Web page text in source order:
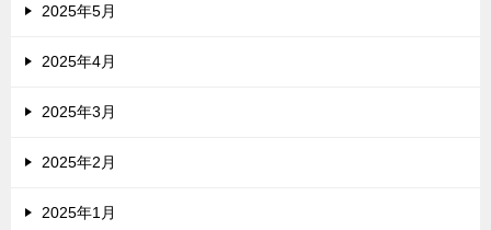
2025年5月
2025年4月
2025年3月
2025年2月
2025年1月